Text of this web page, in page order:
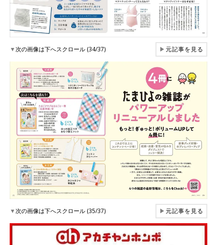
▼次の画像は下へスクロール (34/37) ▶元記事を見る
▼次の画像は下へスクロール (35/37) ▶元記事を見る